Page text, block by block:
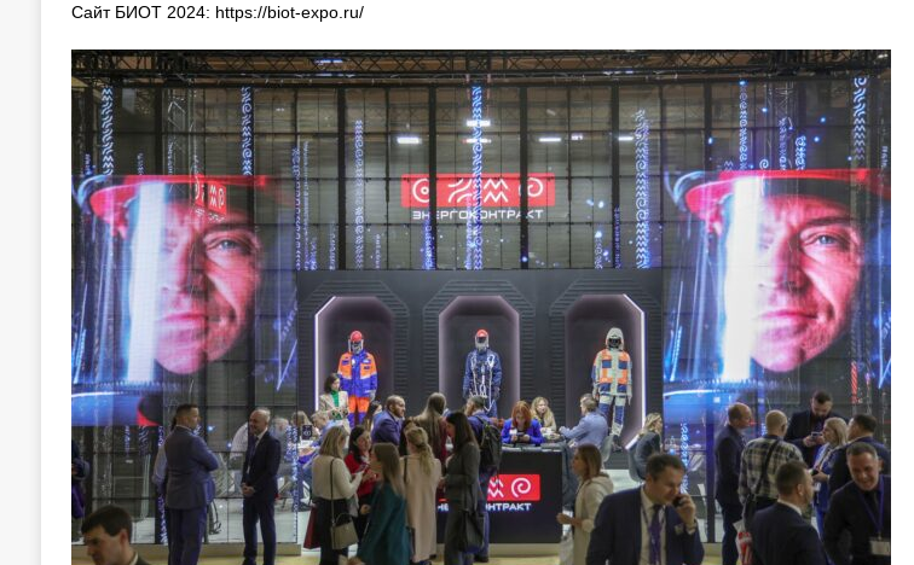
Сайт БИОТ 2024: https://biot-expo.ru/